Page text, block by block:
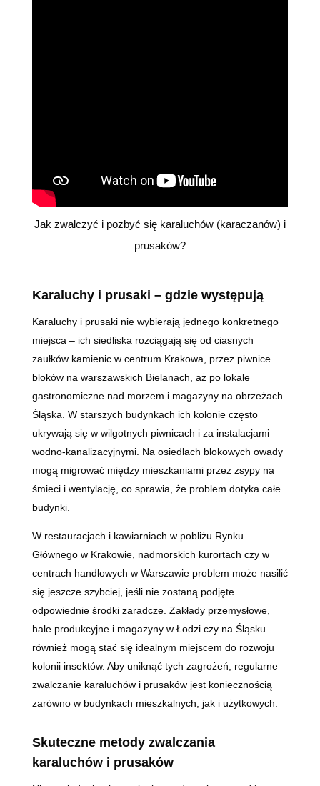
Jak zwalczyć i pozbyć się karaluchów (karaczanów) i
prusaków?
Karaluchy i prusaki – gdzie występują
Karaluchy i prusaki nie wybierają jednego konkretnego
miejsca – ich siedliska rozciągają się od ciasnych
zaułków kamienic w centrum Krakowa, przez piwnice
bloków na warszawskich Bielanach, aż po lokale
gastronomiczne nad morzem i magazyny na obrzeżach
Śląska. W starszych budynkach ich kolonie często
ukrywają się w wilgotnych piwnicach i za instalacjami
wodno-kanalizacyjnymi. Na osiedlach blokowych owady
mogą migrować między mieszkaniami przez zsypy na
śmieci i wentylację, co sprawia, że problem dotyka całe
budynki.
W restauracjach i kawiarniach w pobliżu Rynku
Głównego w Krakowie, nadmorskich kurortach czy w
centrach handlowych w Warszawie problem może nasilić
się jeszcze szybciej, jeśli nie zostaną podjęte
odpowiednie środki zaradcze. Zakłady przemysłowe,
hale produkcyjne i magazyny w Łodzi czy na Śląsku
również mogą stać się idealnym miejscem do rozwoju
kolonii insektów. Aby uniknąć tych zagrożeń, regularne
zwalczanie karaluchów i prusaków jest koniecznością
zarówno w budynkach mieszkalnych, jak i użytkowych.
Skuteczne metody zwalczania
karaluchów i prusaków